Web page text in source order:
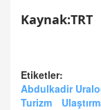
Kaynak:TRT
Etiketler:
Abdulkadir
Turizm